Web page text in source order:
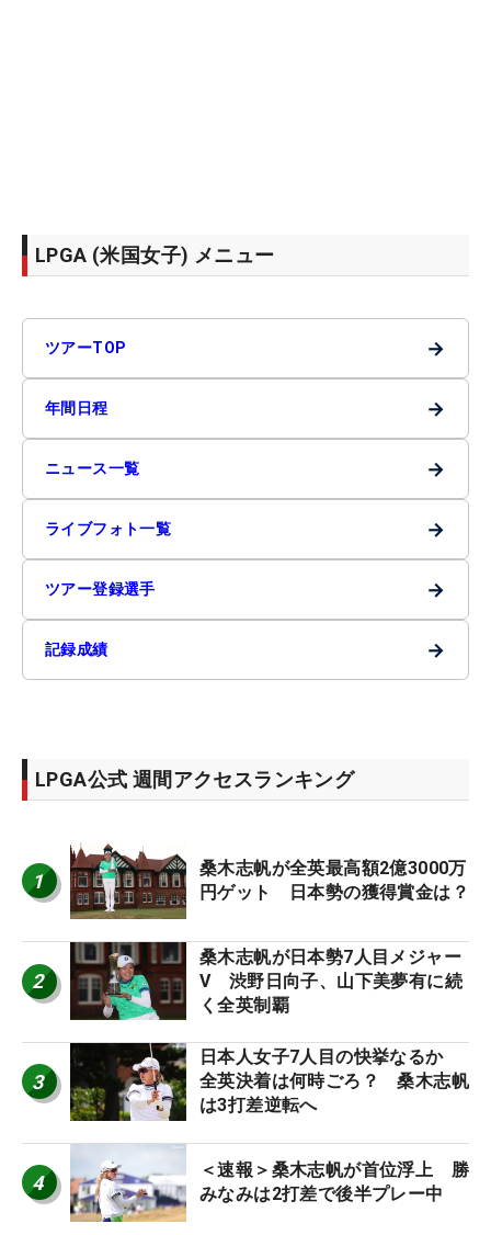
LPGA (米国女子) メニュー
ツアーTOP →
年間日程 →
ニュース一覧 →
ライブフォト一覧 →
ツアー登録選手 →
記録成績 →
LPGA公式 週間アクセスランキング
1
桑木志帆が全英最高額2億3000万
円ゲット 日本勢の獲得賞金は？
2
桑木志帆が日本勢7人目メジャー
V 渋野日向子、山下美夢有に続
く全英制覇
3
日本人女子7人目の快挙なるか
全英決着は何時ごろ？ 桑木志帆
は3打差逆転へ
4
＜速報＞桑木志帆が首位浮上 勝
みなみは2打差で後半プレー中